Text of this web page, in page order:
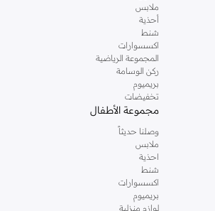
ملابس
أحذية
شنط
اكسسوارات
المجموعة الرياضية
ركن الوسامة
بريميوم
تخفيضات
مجموعة الأطفال
وصلنا حديثاً
ملابس
احذية
شنط
اكسسوارات
بريميوم
لوازم منزلية